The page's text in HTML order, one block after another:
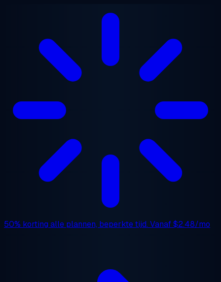
50% korting alle plannen, beperkte tijd. Vanaf$2.48/mo